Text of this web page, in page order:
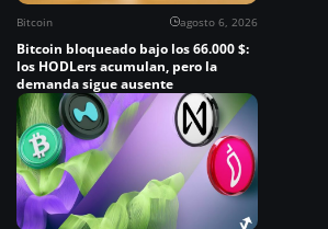
Bitcoin agosto 6, 2026
Bitcoin bloqueado bajo los 66.000 $:
los HODLers acumulan, pero la
demanda sigue ausente